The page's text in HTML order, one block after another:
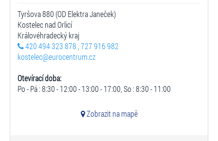
Tyršova 880 (OD Elektra Janeček)
Kostelec nad Orlicí
Královéhradecký kraj
420 494 323 878 , 727 916 982
kostelec@eurocentrum.cz
Otevírací doba:
Po - Pá : 8:30 - 12:00 - 13:00 - 17:00, So : 8:30 - 11:00
Zobrazit na mapě